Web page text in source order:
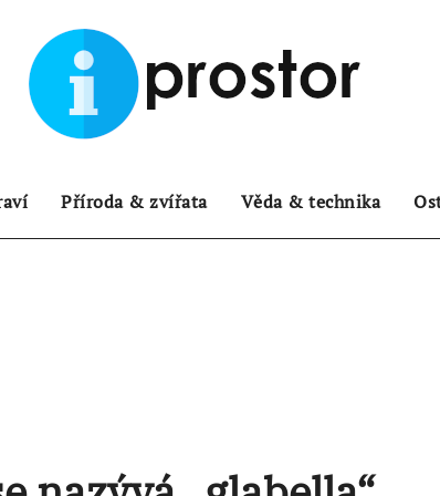
Příroda & zvířata Věda & technika